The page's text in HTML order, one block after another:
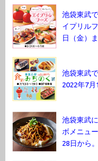
池袋東武
イプリル
日（金）ま
池袋東武
2022年7月
池袋東武
ボメニュ
28日から。